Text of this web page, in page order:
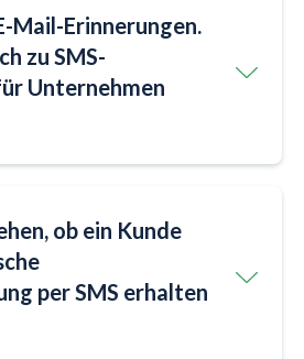
Mail-Erinnerungen.
zu SMS-
Unternehmen
ob ein Kunde
per SMS erhalten